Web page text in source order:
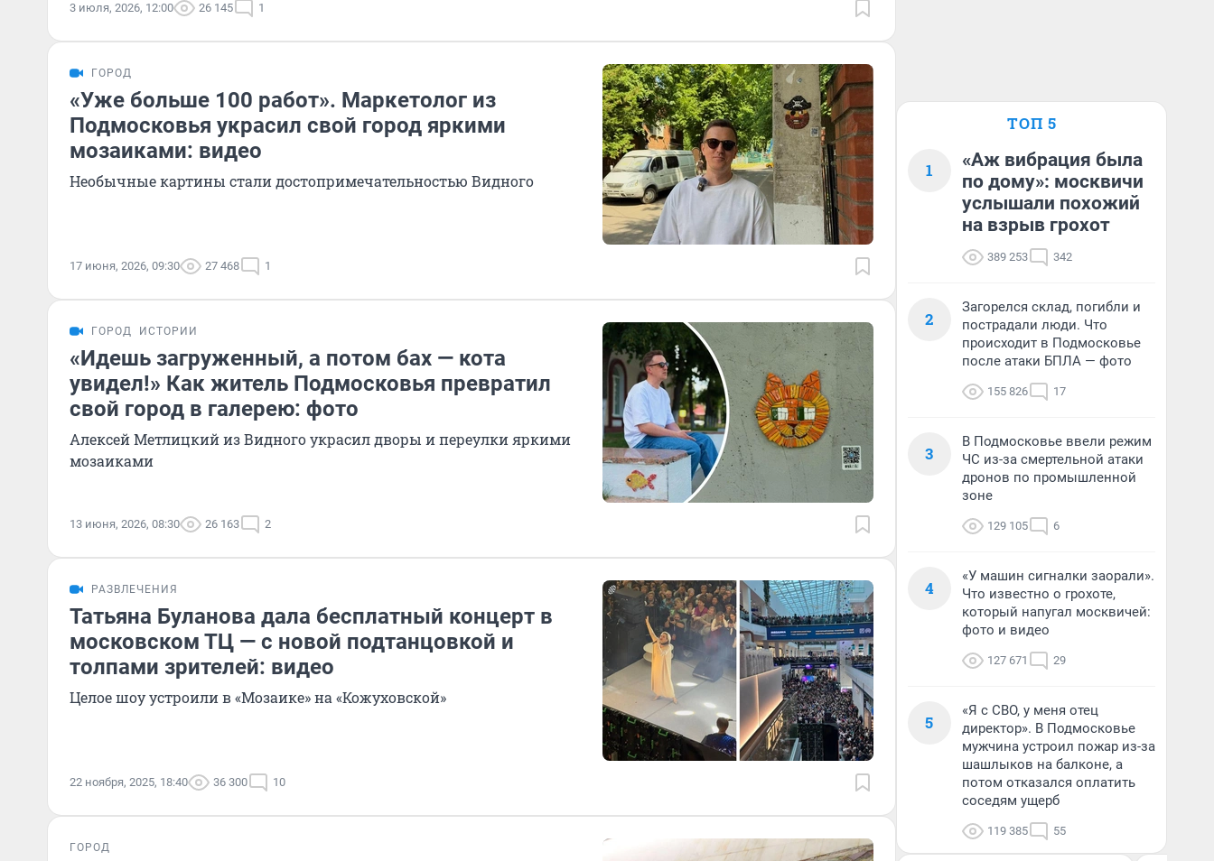
3 июля, 2026, 12:00 26 145 1
ГОРОД
«Уже больше 100 работ». Маркетолог из
Подмосковья украсил свой город яркими
мозаиками: видео
Необычные картины стали достопримечательностью Видного
17 июня, 2026, 09:30 27 468 1
ГОРОД ИСТОРИИ
«Идешь загруженный, а потом бах — кота
увидел!» Как житель Подмосковья превратил
свой город в галерею: фото
Алексей Метлицкий из Видного украсил дворы и переулки яркими
мозаиками
13 июня, 2026, 08:30 26 163 2
РАЗВЛЕЧЕНИЯ
Татьяна Буланова дала бесплатный концерт в
московском ТЦ — с новой подтанцовкой и
толпами зрителей: видео
Целое шоу устроили в «Мозаике» на «Кожуховской»
22 ноября, 2025, 18:40 36 300 10
ГОРОД
ТОП 5
1
«Аж вибрация была
по дому»: москвичи
услышали похожий
на взрыв грохот
389 253 342
2
Загорелся склад, погибли и
пострадали люди. Что
происходит в Подмосковье
после атаки БПЛА — фото
155 826 17
3
В Подмосковье ввели режим
ЧС из-за смертельной атаки
дронов по промышленной
зоне
129 105 6
4
«У машин сигналки заорали».
Что известно о грохоте,
который напугал москвичей:
фото и видео
127 671 29
5
«Я с СВО, у меня отец
директор». В Подмосковье
мужчина устроил пожар из-за
шашлыков на балконе, а
потом отказался оплатить
соседям ущерб
119 385 55